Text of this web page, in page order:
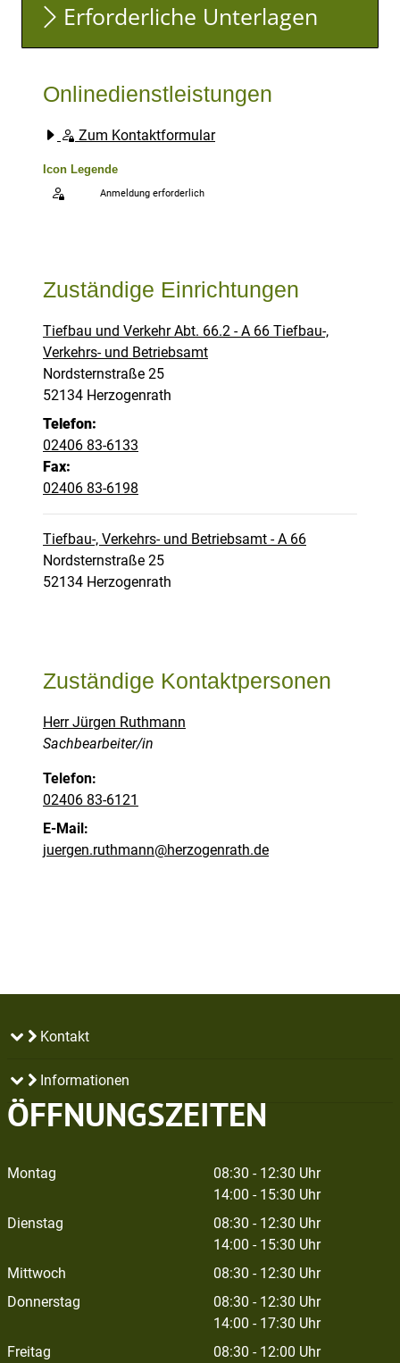
Erforderliche Unterlagen
Onlinedienstleistungen
Zum Kontaktformular
Icon Legende
Anmeldung erforderlich
Zuständige Einrichtungen
Tiefbau und Verkehr Abt. 66.2 - A 66 Tiefbau-,
Verkehrs- und Betriebsamt
Straße:
Nordsternstraße Hausnummer:
25
PLZ:
52134 Ort:
Herzogenrath
Telefon:
02406 83-6133
Fax:
02406 83-6198
Tiefbau-, Verkehrs- und Betriebsamt - A 66
Straße:
Nordsternstraße Hausnummer:
25
PLZ:
52134 Ort:
Herzogenrath
Zuständige Kontaktpersonen
Herr Jürgen Ruthmann
Position:
Sachbearbeiter/in
Telefon:
02406 83-6121
E-Mail:
juergen.ruthmann@herzogenrath.de
Kontakt
Informationen
ÖFFNUNGSZEITEN
Montag
08:30 - 12:30 Uhr
14:00 - 15:30 Uhr
Dienstag
08:30 - 12:30 Uhr
14:00 - 15:30 Uhr
Mittwoch
08:30 - 12:30 Uhr
Donnerstag
08:30 - 12:30 Uhr
14:00 - 17:30 Uhr
Freitag
08:30 - 12:00 Uhr